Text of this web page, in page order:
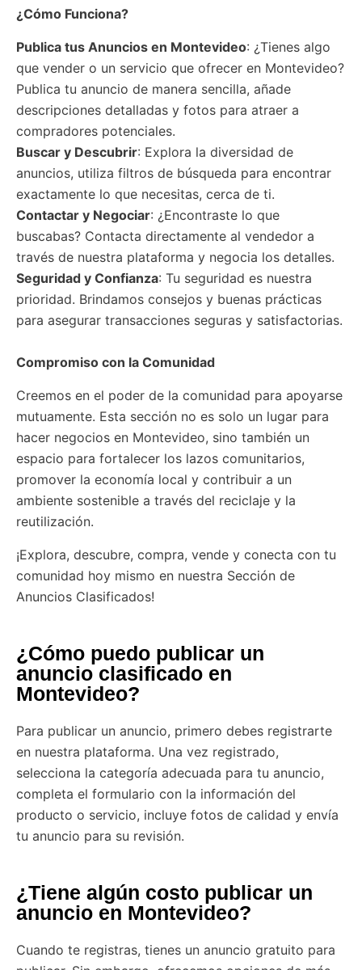
¿Cómo Funciona?
Publica tus Anuncios en Montevideo: ¿Tienes algo
que vender o un servicio que ofrecer en Montevideo?
Publica tu anuncio de manera sencilla, añade
descripciones detalladas y fotos para atraer a
compradores potenciales.
Buscar y Descubrir: Explora la diversidad de
anuncios, utiliza filtros de búsqueda para encontrar
exactamente lo que necesitas, cerca de ti.
Contactar y Negociar: ¿Encontraste lo que
buscabas? Contacta directamente al vendedor a
través de nuestra plataforma y negocia los detalles.
Seguridad y Confianza: Tu seguridad es nuestra
prioridad. Brindamos consejos y buenas prácticas
para asegurar transacciones seguras y satisfactorias.
Compromiso con la Comunidad
Creemos en el poder de la comunidad para apoyarse
mutuamente. Esta sección no es solo un lugar para
hacer negocios en Montevideo, sino también un
espacio para fortalecer los lazos comunitarios,
promover la economía local y contribuir a un
ambiente sostenible a través del reciclaje y la
reutilización.
¡Explora, descubre, compra, vende y conecta con tu
comunidad hoy mismo en nuestra Sección de
Anuncios Clasificados!
¿Cómo puedo publicar un
anuncio clasificado en
Montevideo?
Para publicar un anuncio, primero debes registrarte
en nuestra plataforma. Una vez registrado,
selecciona la categoría adecuada para tu anuncio,
completa el formulario con la información del
producto o servicio, incluye fotos de calidad y envía
tu anuncio para su revisión.
¿Tiene algún costo publicar un
anuncio en Montevideo?
Cuando te registras, tienes un anuncio gratuito para